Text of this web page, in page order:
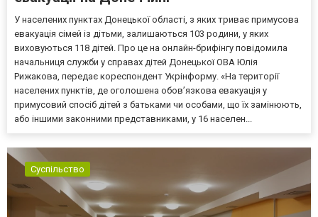
У населених пунктах Донецької області, з яких триває примусова
евакуація сімей із дітьми, залишаються 103 родини, у яких
виховуються 118 дітей. Про це на онлайн-брифінгу повідомила
начальниця служби у справах дітей Донецької ОВА Юлія
Рижакова, передає кореспондент Укрінформу. «На території
населених пунктів, де оголошена обов’язкова евакуація у
примусовий спосіб дітей з батьками чи особами, що їх замінюють,
або іншими законними представниками, у 16 населен...
Суспільство